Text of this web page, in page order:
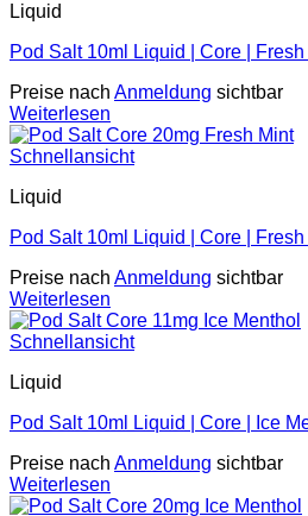
Liquid
Pod Salt 10ml Liquid | Core | Fresh
Preise nach Anmeldung sichtbar
Weiterlesen
Schnellansicht
Liquid
Pod Salt 10ml Liquid | Core |
Preise nach Anmeldung sichtbar
Weiterlesen
Schnellansicht
Liquid
Pod Salt 10ml Liquid | Core | Ice
Preise nach Anmeldung sichtbar
Weiterlesen